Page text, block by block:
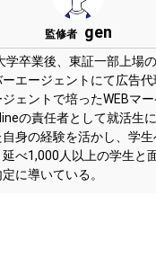
監修者 gen
学卒業後、東証一部上場
エージェントにて広告
ェントで培ったWEBマ
の責任者として就活生
身の経験を活かし、学
べ1,000人以上の学生と
に導いている。